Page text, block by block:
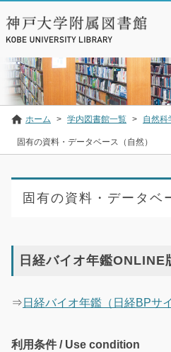
ホーム > 学内図書館一覧 > 自然科
固有の資料・データベース（自然）
固有の資料・データベ
日経バイオ年鑑ONLINE
⇒ 日経バイオ年鑑（日経BPサ
利用条件 / Use condition